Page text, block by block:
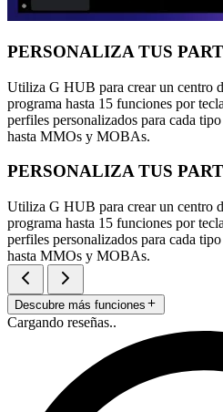
PERSONALIZA TUS
Utiliza G HUB para crear un centro
programa hasta 15 funciones por
perfiles personalizados para cada
hasta MMOs y MOBAs.
PERSONALIZA TUS
Utiliza G HUB para crear un centro
programa hasta 15 funciones por
perfiles personalizados para cada
hasta MMOs y MOBAs.
Descubre más funciones
Cargando reseñas..